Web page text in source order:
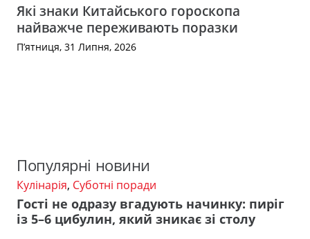
Які знаки Китайського гороскопа
найважче переживають поразки
П’ятниця, 31 Липня, 2026
Популярні новини
Кулінарія, Суботні поради
Гості не одразу вгадують начинку: пиріг
із 5–6 цибулин, який зникає зі столу